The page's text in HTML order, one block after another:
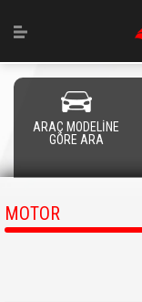
ARAÇ MODELİNE
GÖRE ARA
MOTOR